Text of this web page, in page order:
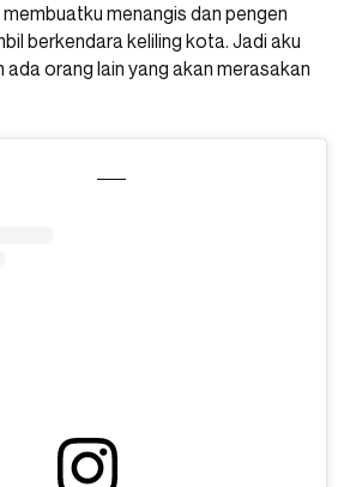
menangis dan pengen
berkendara keliling kota. Jadi aku
ada orang lain yang akan merasakan